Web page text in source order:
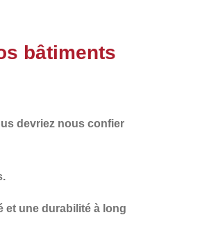
bâtiments
devriez nous confier
et une durabilité à long